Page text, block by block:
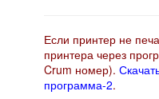
Если принтер не
принтера через
Crum номер).
программа-2.